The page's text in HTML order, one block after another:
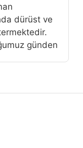
dürüst ve
günden